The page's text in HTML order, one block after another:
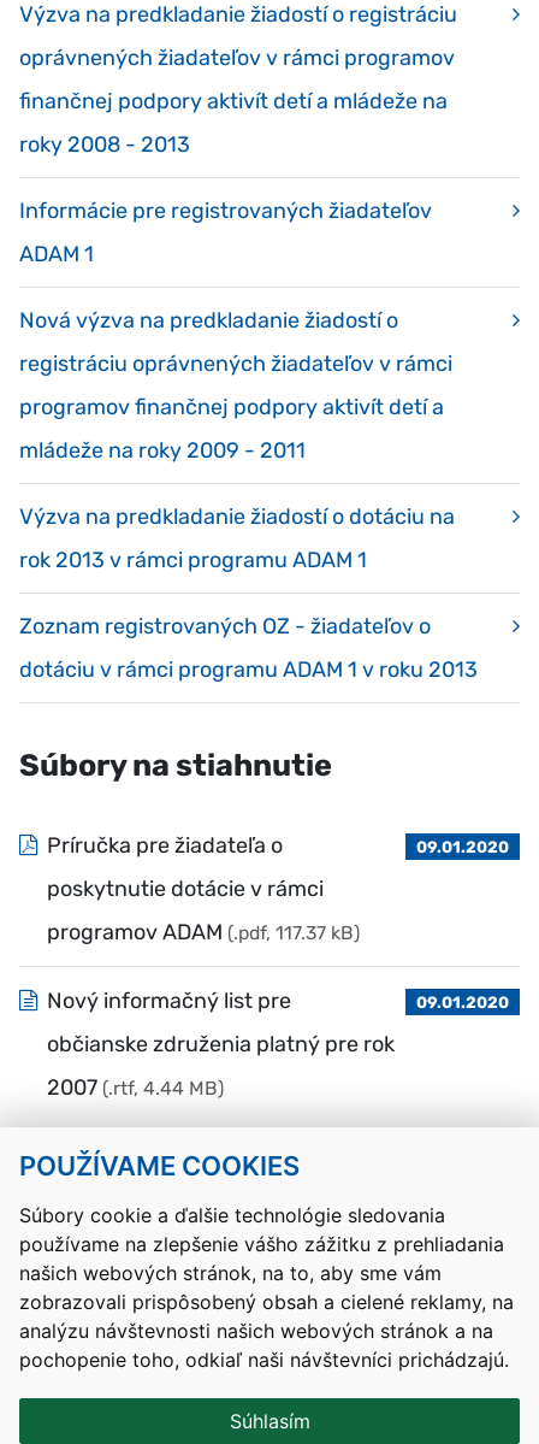
POUŽÍVAME COOKIES
Súbory cookie a ďalšie technológie sledovania
používame na zlepšenie vášho zážitku z prehliadania
našich webových stránok, na to, aby sme vám
zobrazovali prispôsobený obsah a cielené reklamy, na
analýzu návštevnosti našich webových stránok a na
pochopenie toho, odkiaľ naši návštevníci prichádzajú.
Súhlasím
Výzva na predkladanie žiadostí o registráciu
oprávnených žiadateľov v rámci programov
finančnej podpory aktivít detí a mládeže na
roky 2008 - 2013
Informácie pre registrovaných žiadateľov
ADAM 1
Nová výzva na predkladanie žiadostí o
registráciu oprávnených žiadateľov v rámci
programov finančnej podpory aktivít detí a
mládeže na roky 2009 - 2011
Výzva na predkladanie žiadostí o dotáciu na
rok 2013 v rámci programu ADAM 1
Zoznam registrovaných OZ - žiadateľov o
dotáciu v rámci programu ADAM 1 v roku 2013
Súbory na stiahnutie
Príručka pre žiadateľa o
poskytnutie dotácie v rámci
programov ADAM (.pdf, 117.37 kB)
09.01.2020
Nový informačný list pre
občianske združenia platný pre rok
2007 (.rtf, 4.44 MB)
09.01.2020
Kontakty Mapa stránky RSS
Vyhlásenie o prístupnosti
Nastavenia cookies
Prevádzkovateľom služby je Ministerstvo školstva, výskumu,
vývoja a mládeže Slovenskej republiky.